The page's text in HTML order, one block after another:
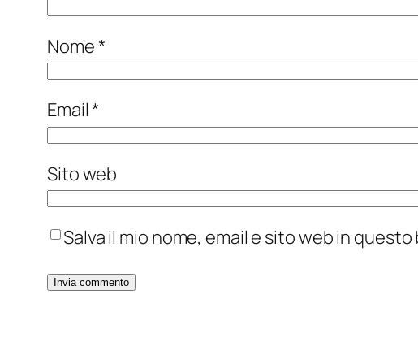
Nome*
Email*
Sito web
Salva il mio nome, email e sito web in